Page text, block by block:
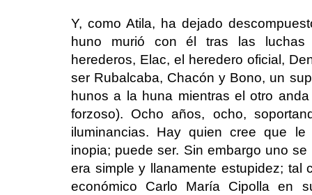
Y, como Atila, ha dejado
huno murió con él tras las luchas
herederos, Elac, el heredero oficial,
ser Rubalcaba, Chacón y Bono, un
hunos a la huna mientras el otro
forzoso). Ocho años, ocho,
iluminancias. Hay quien cree que
inopia; puede ser. Sin embargo uno
era simple y llanamente estupidez; tal
económico Carlo María Cipolla en